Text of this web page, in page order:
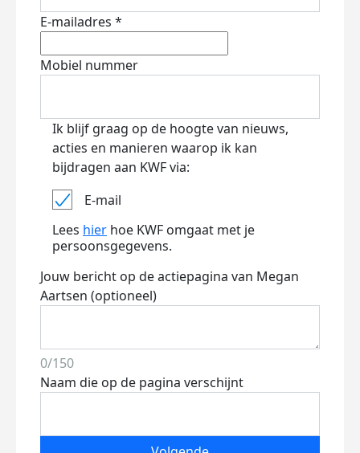
E-mailadres *
Mobiel nummer
Ik blijf graag op de hoogte van nieuws,
acties en manieren waarop ik kan
bijdragen aan KWF via:
E-mail
Lees hier hoe KWF omgaat met je
persoonsgegevens.
Jouw bericht op de actiepagina van Megan
Aartsen (optioneel)
0/150
Naam die op de pagina verschijnt